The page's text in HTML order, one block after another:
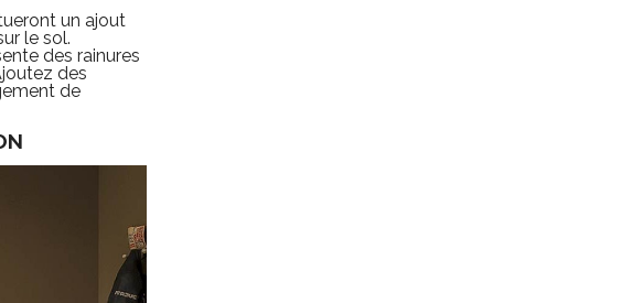
un ajout
le sol.
des rainures
des
de